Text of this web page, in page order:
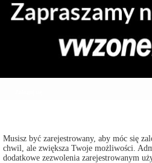
Musisz być zarejestrowany, aby móc się
chwil, ale zwiększa Twoje możliwości.
dodatkowe zezwolenia zarejestrowanym